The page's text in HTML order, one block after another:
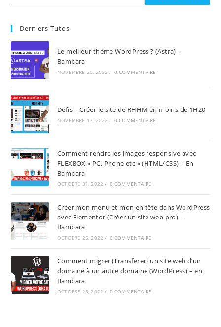
Derniers Tutos
Le meilleur thème WordPress ? (Astra) –
Bambara
NOVEMBRE 20, 2022 / 0 COMMENTAIRE
Défis – Créer le site de RHHM en moins de 1H20
NOVEMBRE 17, 2022 / 0 COMMENTAIRE
Comment rendre les images responsive avec
FLEXBOX « PC, Phone etc » (HTML/CSS) – En
Bambara
OCTOBRE 31, 2022 / 0 COMMENTAIRE
Créer mon menu et mon en tête dans WordPress
avec Elementor (Créer un site web pro) –
Bambara
OCTOBRE 25, 2022 / 0 COMMENTAIRE
Comment migrer (Transferer) un site web d’un
domaine à un autre domaine (WordPress) – en
Bambara
OCTOBRE 25, 2022 / 0 COMMENTAIRE